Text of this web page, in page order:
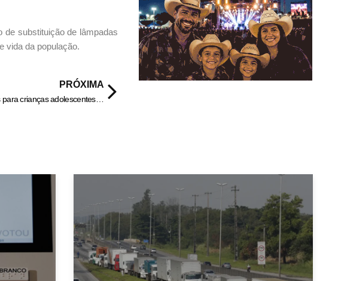
de substituição de lâmpadas
vida da população.
PRÓXIMA
Bolsa Família já destinou mais de R$ 10 bilhões para crianças adolescentes e gestantes entre março e agosto